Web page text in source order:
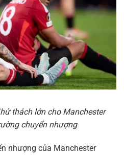
thách lớn cho Manchester
chuyển nhượng
nhượng của Manchester